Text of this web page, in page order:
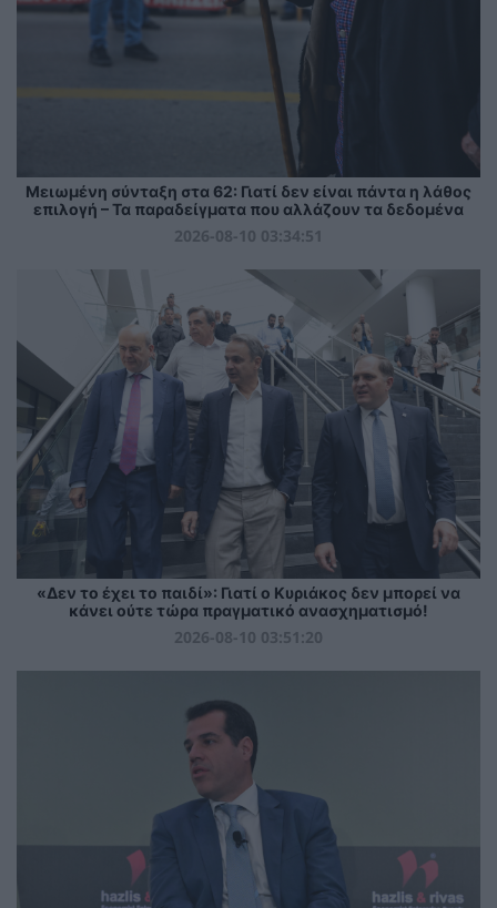
Μειωμένη σύνταξη στα 62: Γιατί δεν είναι πάντα η λάθος
επιλογή – Τα παραδείγματα που αλλάζουν τα δεδομένα
2026-08-10 03:34:51
«Δεν το έχει το παιδί»: Γιατί ο Κυριάκος δεν μπορεί να
κάνει ούτε τώρα πραγματικό ανασχηματισμό!
2026-08-10 03:51:20